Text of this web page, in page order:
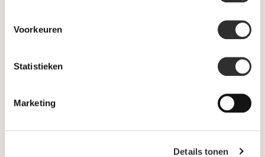
Voorkeuren
Statistieken
Marketing
Details tonen